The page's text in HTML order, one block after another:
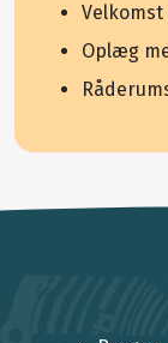
Velkomst
Oplæg